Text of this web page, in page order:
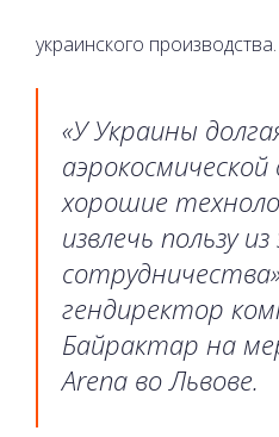
украинского производства.
«У Украины
хорошие
извлечь пользу
гендиректор
Байрактар ​​на
Arena во Львове.